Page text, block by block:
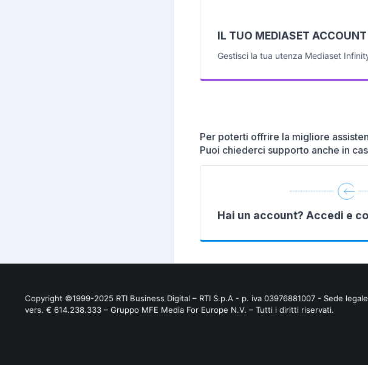
IL TUO MEDIASET ACCOUNT
Gestisci la tua utenza Mediaset
Per poterti offrire la migliore
Puoi chiederci supporto anche in
Hai un account? Accedi e
Copyright ©1999-2025 RTI Business Digital – RTI S.p.A - p. iva 03976881007 - Sede
vers. € 614.238.333 – Gruppo MFE Media For Europe N.V. – Tutti i diritti riservati.